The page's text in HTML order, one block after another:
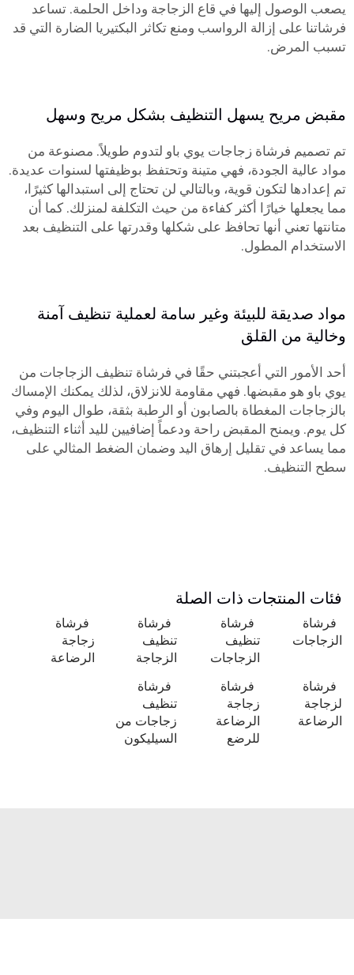
يصعب الوصول إليها في قاع الزجاجة وداخل الحلمة. تساعد
فرشاتنا على إزالة الرواسب ومنع تكاثر البكتيريا الضارة التي قد
تسبب المرض.
مقبض مريح يسهل التنظيف بشكل مريح وسهل
تم تصميم فرشاة زجاجات يوي باو لتدوم طويلاً. مصنوعة من
مواد عالية الجودة، فهي متينة وتحتفظ بوظيفتها لسنوات عديدة.
تم إعدادها لتكون قوية، وبالتالي لن تحتاج إلى استبدالها كثيرًا،
مما يجعلها خيارًا أكثر كفاءة من حيث التكلفة لمنزلك. كما أن
متانتها تعني أنها تحافظ على شكلها وقدرتها على التنظيف بعد
الاستخدام المطول.
مواد صديقة للبيئة وغير سامة لعملية تنظيف آمنة
وخالية من القلق
أحد الأمور التي أعجبتني حقًا في فرشاة تنظيف الزجاجات من
يوي باو هو مقبضها. فهي مقاومة للانزلاق، لذلك يمكنك الإمساك
بالزجاجات المغطاة بالصابون أو الرطبة بثقة، طوال اليوم وفي
كل يوم. ويمنح المقبض راحة ودعماً إضافيين لليد أثناء التنظيف،
مما يساعد في تقليل إرهاق اليد وضمان الضغط المثالي على
سطح التنظيف.
فئات المنتجات ذات الصلة
فرشاة
الزجاجات
فرشاة
تنظيف
الزجاجات
فرشاة
تنظيف
الزجاجة
فرشاة
زجاجة
الرضاعة
فرشاة
لزجاجة
الرضاعة
فرشاة
زجاجة
الرضاعة
للرضع
فرشاة
تنظيف
زجاجات من
السيليكون